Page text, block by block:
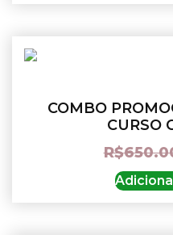
COMBO
CURSO
R$